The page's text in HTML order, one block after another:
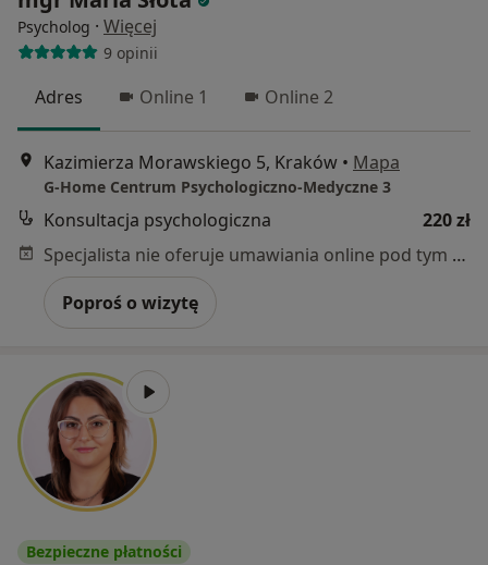
Psycholog · Więcej
9 opinii
Adres Online 1 Online 2
Kazimierza Morawskiego 5, Kraków • Mapa
G-Home Centrum Psychologiczno-Medyczne 3
Konsultacja psychologiczna
220 zł
Specjalista nie oferuje umawiania online pod tym adresem.
Poproś o wizytę
Bezpieczne płatności